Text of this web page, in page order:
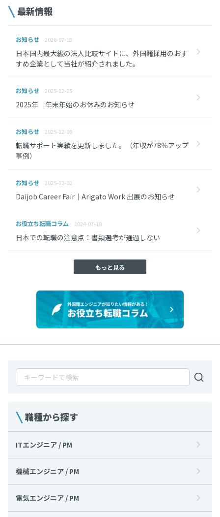
職種から探す
ITエンジニア / PM
機械エンジニア / PM
電気エンジニア / PM
最新情報
お知らせ 2026-07-13
日本国内最大級の法人比較サイトに、外国籍採用のおす
すめ企業として当社が紹介されました。
お知らせ 2025-12-25
2025年 年末年始のお休みのお知らせ
お知らせ 2025-12-09
転職サポート実績を更新しました。（年収が78％アップ
事例）
お知らせ 2025-12-02
Daijob Career Fair｜Arigato Work 出展のお知らせ
お役立ち転職コラム 2024-07-18
日本での転職の注意点：書類選考が通過しない
もっと見る